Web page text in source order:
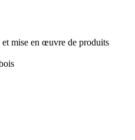
mise en œuvre de produits